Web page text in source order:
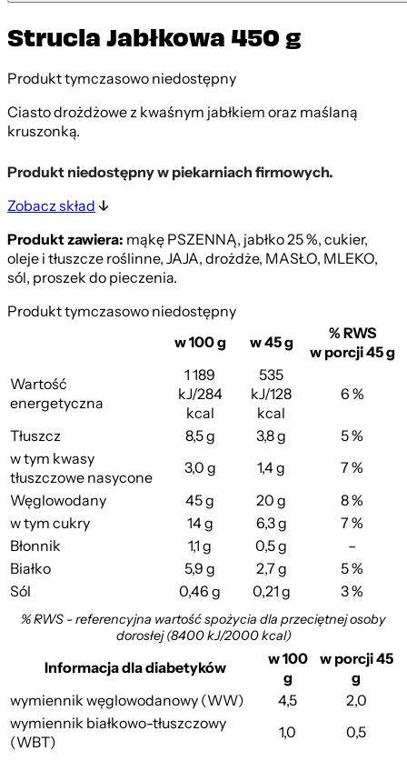
Strucla Jabłkowa 450 g
Produkt tymczasowo niedostępny
Ciasto drożdżowe z kwaśnym jabłkiem oraz maślaną
kruszonką.
Produkt niedostępny w piekarniach firmowych.
Zobacz skład
Produkt zawiera: mąkę PSZENNĄ, jabłko 25 %, cukier,
oleje i tłuszcze roślinne, JAJA, drożdże, MASŁO, MLEKO,
sól, proszek do pieczenia.
Produkt tymczasowo niedostępny
w 100 g
w 45 g
% RWS
w porcji 45 g
Wartość
energetyczna
1 189
kJ/284
kcal
535
kJ/128
kcal
6 %
Tłuszcz 8,5 g 3,8 g
5 %
w tym kwasy
tłuszczowe nasycone
3,0 g 1,4 g
7 %
Węglowodany
45 g 20 g
8 %
w tym cukry
14 g 6,3 g
7 %
Błonnik
1,1 g 0,5 g
–
Białko
5,9 g 2,7 g
5 %
Sól
0,46 g 0,21 g 3 %
% RWS - referencyjna wartość spożycia dla przeciętnej osoby
dorosłej (8400 kJ/2000 kcal)
Informacja dla diabetyków
w 100
g
w porcji 45
g
wymiennik węglowodanowy (WW)
4,5
2,0
wymiennik białkowo-tłuszczowy
(WBT)
1,0 0,5